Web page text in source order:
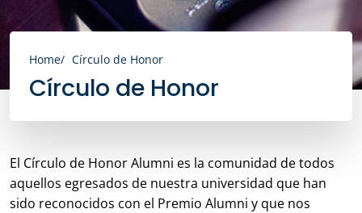
Home Círculo de Honor
Círculo de Honor
El Círculo de Honor Alumni es la comunidad de todos
aquellos egresados de nuestra universidad que han
sido reconocidos con el Premio Alumni y que nos